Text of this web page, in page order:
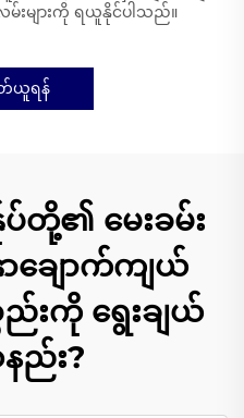
းများကို ရယူနိုင်ပါသည်။
ယူရန်
တို့၏ မေးခမ်း
ျောက်ကျယ်
းကို ရွေးချယ်
ည်း?